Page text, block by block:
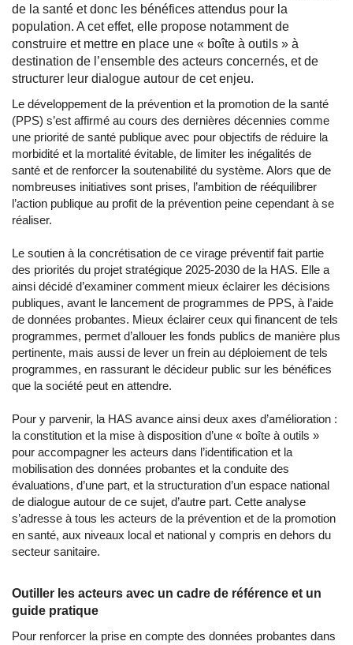
de la santé et donc les bénéfices attendus pour la
population. A cet effet, elle propose notamment de
construire et mettre en place une « boîte à outils » à
destination de l’ensemble des acteurs concernés, et de
structurer leur dialogue autour de cet enjeu.
Le développement de la prévention et la promotion de la santé
(PPS) s’est affirmé au cours des dernières décennies comme
une priorité de santé publique avec pour objectifs de réduire la
morbidité et la mortalité évitable, de limiter les inégalités de
santé et de renforcer la soutenabilité du système. Alors que de
nombreuses initiatives sont prises, l’ambition de rééquilibrer
l’action publique au profit de la prévention peine cependant à se
réaliser.
Le soutien à la concrétisation de ce virage préventif fait partie
des priorités du projet stratégique 2025-2030 de la HAS. Elle a
ainsi décidé d’examiner comment mieux éclairer les décisions
publiques, avant le lancement de programmes de PPS, à l’aide
de données probantes. Mieux éclairer ceux qui financent de tels
programmes, permet d’allouer les fonds publics de manière plus
pertinente, mais aussi de lever un frein au déploiement de tels
programmes, en rassurant le décideur public sur les bénéfices
que la société peut en attendre.
Pour y parvenir, la HAS avance ainsi deux axes d’amélioration :
la constitution et la mise à disposition d’une « boîte à outils »
pour accompagner les acteurs dans l’identification et la
mobilisation des données probantes et la conduite des
évaluations, d’une part, et la structuration d’un espace national
de dialogue autour de ce sujet, d’autre part. Cette analyse
s’adresse à tous les acteurs de la prévention et de la promotion
en santé, aux niveaux local et national y compris en dehors du
secteur sanitaire.
Outiller les acteurs avec un cadre de référence et un
guide pratique
Pour renforcer la prise en compte des données probantes dans